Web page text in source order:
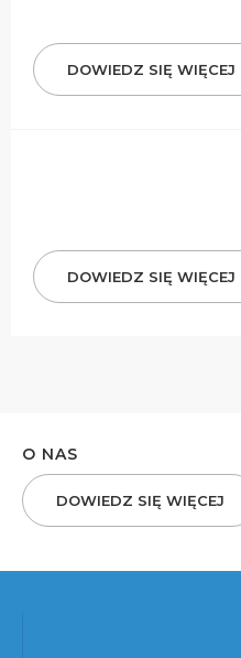
DOWIEDZ SIĘ WIĘCEJ
DOWIEDZ SIĘ WIĘCEJ
O NAS
DOWIEDZ SIĘ WIĘCEJ